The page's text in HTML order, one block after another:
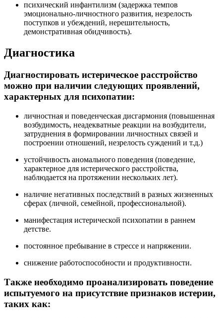
психический инфантилизм (задержка темпов
эмоционально-личностного развития, незрелость
поступков и убеждений, нерешительность,
демонстративная обидчивость).
Диагностика
Диагностировать истерическое расстройство
можно при наличии следующих проявлений,
характерных для психопатии:
личностная и поведенческая дисгармония (повышенная
возбудимость, неадекватные реакции на возбудители,
затруднения в формировании личностных связей и
построении отношений, незрелость суждений и т.д.)
устойчивость аномального поведения (поведение,
характерное для истерического расстройства,
наблюдается на протяжении нескольких лет).
наличие негативных последствий в разных жизненных
сферах (личной, семейной, профессиональной).
манифестация истерической психопатии в раннем
детстве.
постоянное пребывание в стрессе и напряжении.
снижение работоспособности и продуктивности.
Также необходимо проанализировать поведение
испытуемого на присутствие признаков истерии,
таких как: